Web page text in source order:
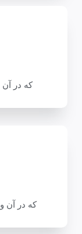
که در آن
که در آن ورق